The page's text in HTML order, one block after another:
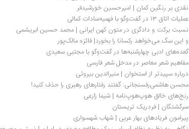
نقدی بر رنگین کمان | امیرحسین خورشیدفر
عملیات اتاق ۱۳ در گفت‌وگو با فهمیه‌سادات کمالی
نسبت برکت و دادگری در متون کهن ایرانی | محمد حسین ابریشمی
و این سگ می‌خواهد رکسانا را بخورد| فائزه مالک‌پور
گعده‌های ادبی چهارشنبه‌ها در گفت‌وگو با مجتبی سعیدی
مفاهیم شعر معاصر در مدخل شعر فارسی
درباره سپیدتر از استخوان | منیرالدین بیروتی
محسن هاشمی‌رفسنجانی: گفتند رفتارهای رهبری را حذف کنید!
رنج‌های خالق هوپ‌هوپ‌نامه | شیما زارعی
سرگشتگان | فردریک تریستان
پیرامون فریادهای بهار عربی | شهاب شهسواری